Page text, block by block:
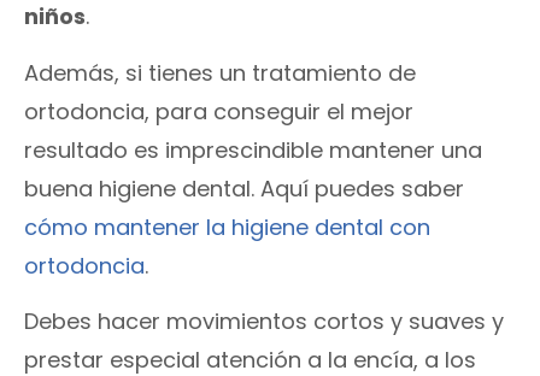
niños.
Además, si tienes un tratamiento de
ortodoncia, para conseguir el mejor
resultado es imprescindible mantener una
buena higiene dental. Aquí puedes saber
cómo mantener la higiene dental con
ortodoncia.
Debes hacer movimientos cortos y suaves y
prestar especial atención a la encía, a los